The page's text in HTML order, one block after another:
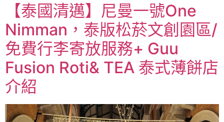
【泰國清邁】尼曼一號One
Nimman，泰版松菸文創園區/
免費行李寄放服務+ Guu
Fusion Roti& TEA 泰式薄餅店
介紹